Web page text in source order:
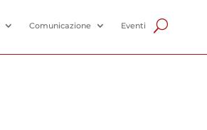
Comunicazione Eventi